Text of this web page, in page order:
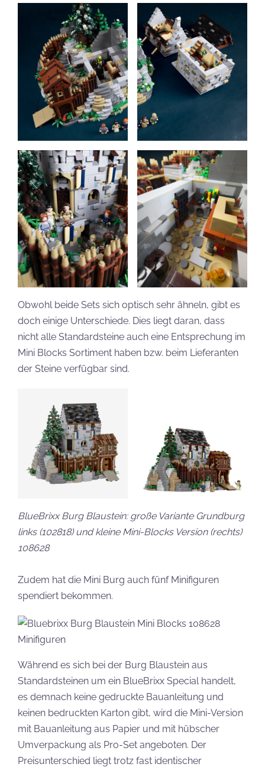
Obwohl beide Sets sich optisch sehr ähneln, gibt es
doch einige Unterschiede. Dies liegt daran, dass
nicht alle Standardsteine auch eine Entsprechung im
Mini Blocks Sortiment haben bzw. beim Lieferanten
der Steine verfügbar sind.
BlueBrixx Burg Blaustein: große Variante Grundburg
links (102818) und kleine Mini-Blocks Version (rechts)
108628
Zudem hat die Mini Burg auch fünf Minifiguren
spendiert bekommen.
Während es sich bei der Burg Blaustein aus
Standardsteinen um ein BlueBrixx Special handelt,
es demnach keine gedruckte Bauanleitung und
keinen bedruckten Karton gibt, wird die Mini-Version
mit Bauanleitung aus Papier und mit hübscher
Umverpackung als Pro-Set angeboten. Der
Preisunterschied liegt trotz fast identischer